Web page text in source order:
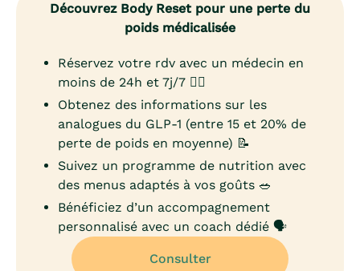
Découvrez Body Reset pour une perte du
poids médicalisée
Réservez votre rdv avec un médecin en
moins de 24h et 7j/7 👨‍⚕️
Obtenez des informations sur les
analogues du GLP-1 (entre 15 et 20% de
perte de poids en moyenne) 📝
Suivez un programme de nutrition avec
des menus adaptés à vos goûts 🥗
Bénéficiez d’un accompagnement
personnalisé avec un coach dédié 🗣️
Consulter